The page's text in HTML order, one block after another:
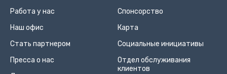
Работа у нас
Наш офис
Стать партнером
Пресса о нас
Спонсорство
Карта
Социальные инициативы
Отдел обслуживания
клиентов